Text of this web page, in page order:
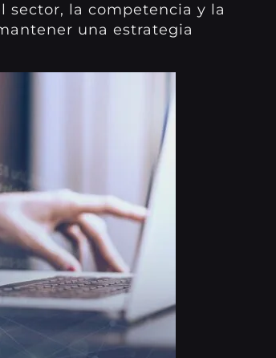
sector, la competencia y la
una estrategia